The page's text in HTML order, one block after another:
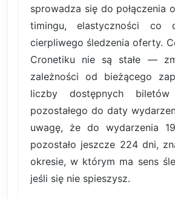
sprowadza się do połączenia
timingu, elastyczności
cierpliwego śledzenia oferty.
Cronetiku nie są stałe —
zależności od bieżącego
liczby dostępnych
pozostałego do daty
uwagę, że do wydarzenia
pozostało jeszcze 224 dni,
okresie, w którym ma sens
jeśli się nie spieszysz.